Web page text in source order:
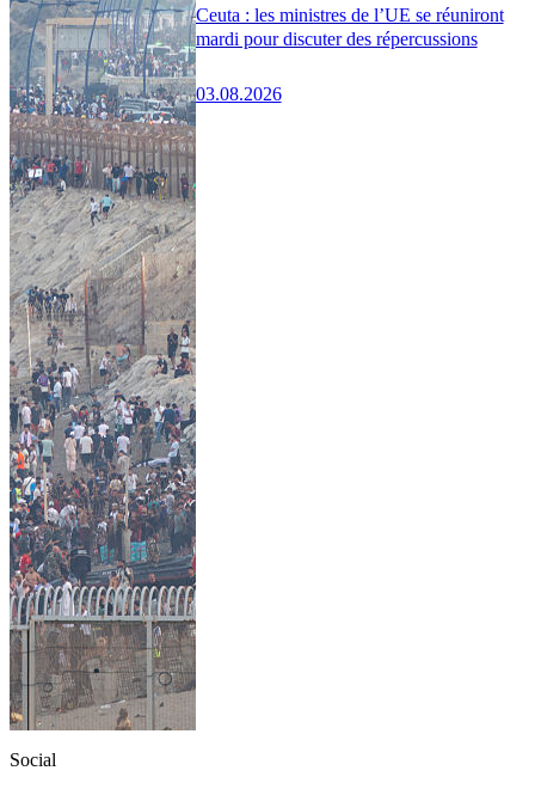
Ceuta : les ministres de l’UE se réuniront
mardi pour discuter des répercussions
03.08.2026
Social